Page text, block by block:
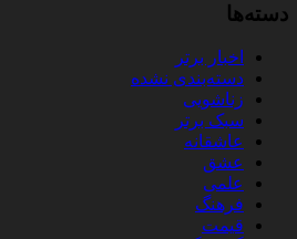
دسته‌ها
اخبار برتر
دسته‌بندی نشده
زناشویی
سبک برتر
عاشقانه
عشق
علمی
فرهنگ
قیمت